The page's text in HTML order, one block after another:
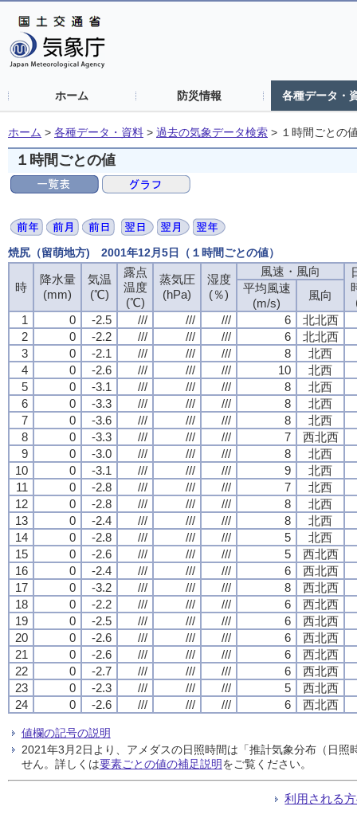
ホーム 防災情報 各種データ・
ホーム > 各種データ・資料 > 過去の気象データ検索 > １時間ごとの
１時間ごとの値
焼尻（留萌地方) 2001年12月5日（１時間ごとの値）
時
降水量
(mm)
気温
(℃)
露点
温度
(℃)
蒸気圧
(hPa)
湿度
(％)
風速・風向
平均風速
(m/s)
風向
1
0 -2.5 /// /// /// 6
北北西
2
0 -2.2 /// /// /// 6
北北西
3
0 -2.1 /// /// /// 8
北西
4
0 -2.6 /// /// /// 10
北西
5
0 -3.1 /// /// /// 8
北西
6
0 -3.3 /// /// /// 8
北西
7
0 -3.6 /// /// /// 8
北西
8
0 -3.3 /// /// /// 7
西北西
9
0 -3.0 /// /// /// 8
北西
10
0 -3.1 /// /// /// 9
北西
11
0 -2.8 /// /// /// 7
北西
12
0 -2.8 /// /// /// 8
北西
13
0 -2.4 /// /// /// 8
北西
14
0 -2.8 /// /// /// 5
北西
15
0 -2.6 /// /// /// 5
西北西
16
0 -2.4 /// /// /// 6
西北西
17
0 -3.2 /// /// /// 8
西北西
18
0 -2.2 /// /// /// 6
西北西
19
0 -2.5 /// /// /// 6
西北西
20
0 -2.6 /// /// /// 6
西北西
21
0 -2.6 /// /// /// 6
西北西
22
0 -2.7 /// /// /// 6
西北西
23
0 -2.3 /// /// /// 5
西北西
24
0 -2.6 /// /// /// 6 西北西
値欄の記号の説明
2021年3月2日より、アメダスの日照時間は「推計気象分布（日
せん。詳しくは要素ごとの値の補足説明をご覧ください。
利用される